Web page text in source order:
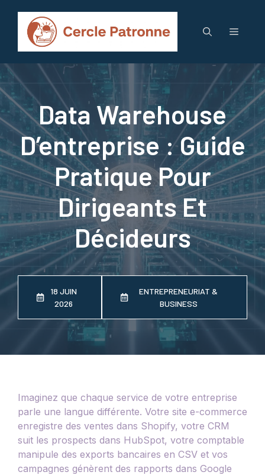
contenu
Menu
Data Warehouse
D’entreprise : Guide
Pratique Pour
Dirigeants Et
Décideurs
18 JUIN
2026
ENTREPRENEURIAT &
BUSINESS
Imaginez que chaque service de votre entreprise
parle une langue différente. Votre site e-commerce
enregistre des ventes dans Shopify, votre CRM
suit les prospects dans HubSpot, votre comptable
manipule des exports bancaires en CSV et vos
campagnes génèrent des rapports dans Google